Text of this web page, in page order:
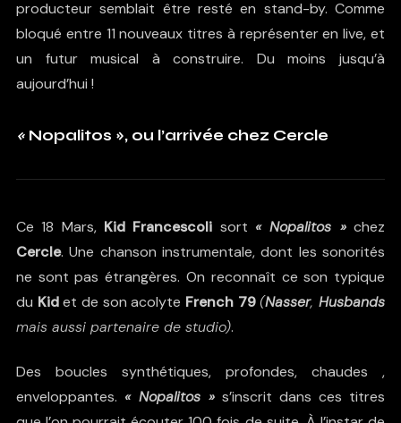
producteur semblait être resté en stand-by. Comme
bloqué entre 11 nouveaux titres à représenter en live, et
un futur musical à construire. Du moins jusqu’à
aujourd’hui !
« Nopalitos », ou l’arrivée chez Cercle
Ce 18 Mars, Kid Francescoli sort «Nopalitos »chez
Cercle. Une chanson instrumentale, dont les sonorités
ne sont pas étrangères. On reconnaît ce son typique
du Kidet de son acolyte French 79 (Nasser,Husbands
mais aussi partenaire de studio).
Des boucles synthétiques, profondes, chaudes ,
enveloppantes. « Nopalitos » s’inscrit dans ces titres